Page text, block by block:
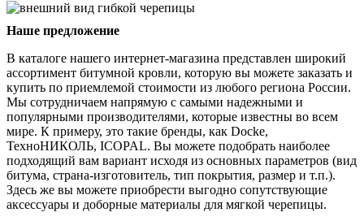
Наше предложение
В каталоге нашего интернет-магазина представлен широкий
ассортимент битумной кровли, которую вы можете заказать и
купить по приемлемой стоимости из любого региона России.
Мы сотрудничаем напрямую с самыми надежными и
популярными производителями, которые известны во всем
мире. К примеру, это такие бренды, как Docke,
ТехноНИКОЛЬ, ICOPAL. Вы можете подобрать наиболее
подходящий вам вариант исходя из основных параметров (вид
битума, страна-изготовитель, тип покрытия, размер и т.п.).
Здесь же вы можете приобрести выгодно сопутствующие
аксессуары и доборные материалы для мягкой черепицы.